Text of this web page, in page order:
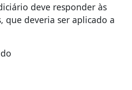
deve responder às
que deveria ser aplicado a